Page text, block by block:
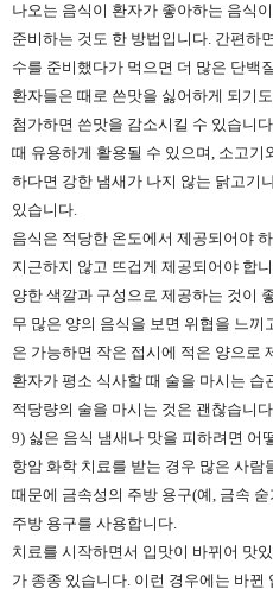
나오는 음식이 환자가 좋아하는 음식
준비하는 것도 한 방법입니다. 간편하
수를 준비했다가 먹으면 더 많은 단백
환자들은 때로 쓴맛을 싫어하게 되기
첨가하면 쓴맛을 감소시킬 수 있습니
때 유용하게 활용될 수 있으며, 소고
하다면 강한 냄새가 나지 않는 닭고기
있습니다.
음식은 적당한 온도에서 제공되어야
지근하지 않고 뜨겁게 제공되어야 합
양한 색깔과 구성으로 제공하는 것이
무 많은 양의 음식을 보면 위협을 느끼
은 가능하면 작은 접시에 적은 양으로
환자가 평소 식사할 때 술을 마시는 습
적당량의 술을 마시는 것은 괜찮습니
9) 싫은 음식 냄새나 맛을 피하려면 어
항암 화학 치료를 받는 경우 많은 사람
때문에 금속성의 주방 용구(예, 금속
주방 용구를 사용합니다.
치료를 시작하면서 입맛이 바뀌어 맛
가 종종 있습니다. 이런 경우에는 바뀐